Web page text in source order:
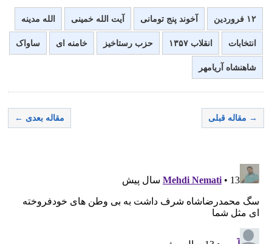
۱۲ فروردین آخوند پنج تومانی آیت الله خمینی الله مدینه
انتخابات انقلاب ۱۳۵۷ حزب رستاخیز خامنه ای ساواک
شاهنشاه آریامهر
→ مقاله قبلی مقاله بعدی ←